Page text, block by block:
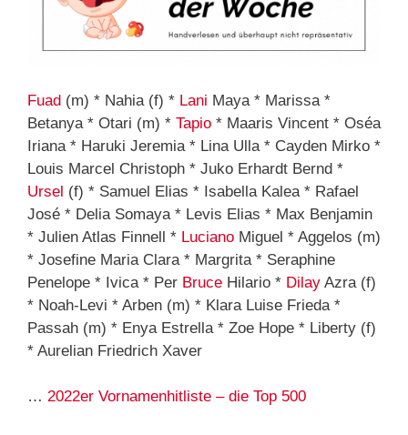
Fuad (m) * Nahia (f) * Lani Maya * Marissa *
Betanya * Otari (m) * Tapio * Maaris Vincent * Oséa
Iriana * Haruki Jeremia * Lina Ulla * Cayden Mirko *
Louis Marcel Christoph * Juko Erhardt Bernd *
Ursel (f) * Samuel Elias * Isabella Kalea * Rafael
José * Delia Somaya * Levis Elias * Max Benjamin
* Julien Atlas Finnell * Luciano Miguel * Aggelos (m)
* Josefine Maria Clara * Margrita * Seraphine
Penelope * Ivica * Per Bruce Hilario * Dilay Azra (f)
* Noah-Levi * Arben (m) * Klara Luise Frieda *
Passah (m) * Enya Estrella * Zoe Hope * Liberty (f)
* Aurelian Friedrich Xaver
… 2022er Vornamenhitliste – die Top 500